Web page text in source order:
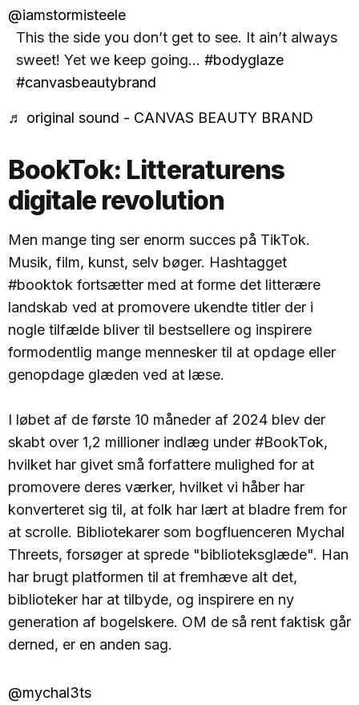
@iamstormisteele
This the side you don’t get to see. It ain’t always
sweet! Yet we keep going… #bodyglaze
#canvasbeautybrand
♬ original sound - CANVAS BEAUTY BRAND
BookTok: Litteraturens
digitale revolution
Men mange ting ser enorm succes på TikTok.
Musik, film, kunst, selv bøger. Hashtagget
#booktok fortsætter med at forme det litterære
landskab ved at promovere ukendte titler der i
nogle tilfælde bliver til bestsellere og inspirere
formodentlig mange mennesker til at opdage eller
genopdage glæden ved at læse.
I løbet af de første 10 måneder af 2024 blev der
skabt over 1,2 millioner indlæg under #BookTok,
hvilket har givet små forfattere mulighed for at
promovere deres værker, hvilket vi håber har
konverteret sig til, at folk har lært at bladre frem for
at scrolle. Bibliotekarer som bogfluenceren Mychal
Threets, forsøger at sprede "biblioteksglæde". Han
har brugt platformen til at fremhæve alt det,
biblioteker har at tilbyde, og inspirere en ny
generation af bogelskere. OM de så rent faktisk går
derned, er en anden sag.
@mychal3ts